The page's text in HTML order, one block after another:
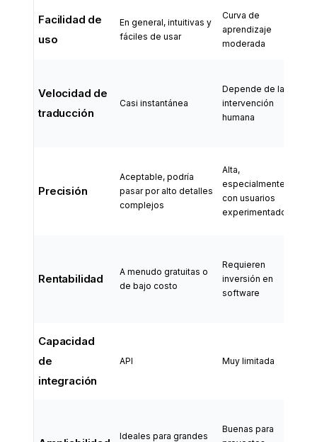
Facilidad de
uso
En general, intuitivas y
fáciles de usar
Curva de
aprendizaje
moderada
Velocidad de
traducción
Casi instantánea
Depende de la
intervención
humana
Precisión
Aceptable, podría
pasar por alto detalles
complejos
Alta,
especialmente
con usuarios
experimentados
Rentabilidad
A menudo gratuitas o
de bajo costo
Requieren
inversión en
software
Capacidad
de
integración
API Muy limitada
Ideales para grandes
Buenas para